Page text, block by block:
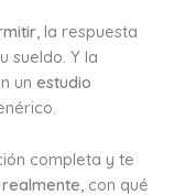
, la respuesta
sueldo. Y la
un estudio
completa y te
, con qué